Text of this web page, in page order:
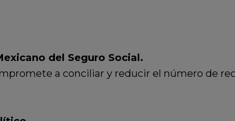
del Seguro Social.
a conciliar y reducir el número de